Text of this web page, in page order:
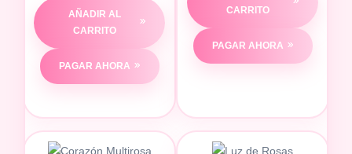
AÑADIR AL
CARRITO
PAGAR AHORA
CARRITO
PAGAR AHORA